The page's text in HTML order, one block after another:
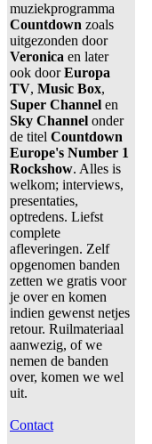
muziekprogramma
Countdown zoals
uitgezonden door
Veronica en later
ook doorEuropa
TV, Music Box,
Super Channel en
Sky Channel onder
de titel Countdown
Europe's Number 1
Rockshow. Alles is
welkom; interviews,
presentaties,
optredens. Liefst
complete
afleveringen. Zelf
opgenomen banden
zetten we gratis voor
je over en komen
indien gewenst netjes
retour. Ruilmateriaal
aanwezig, of we
nemen de banden
over, komen we wel
uit.
Contact